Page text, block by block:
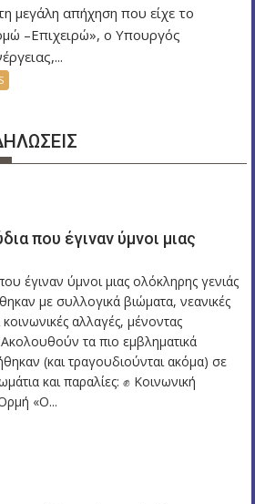
μεγάλη απήχηση που είχε το
–Επιχειρώ», ο Υπουργός
που έγιναν ύμνοι μιας
έγιναν ύμνοι μιας ολόκληρης γενιάς
με συλλογικά βιώματα, νεανικές
κοινωνικές αλλαγές, μένοντας
τα πιο εμβληματικά
(και τραγουδιούνται ακόμα) σε
και παραλίες: ✊ Κοινωνική
«Ο...